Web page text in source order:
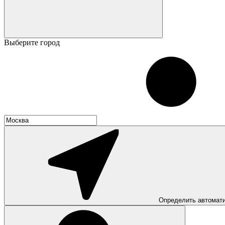
Выберите город
Определить